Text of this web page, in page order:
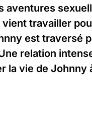
aventures
travailler
est traversé
relation
la vie de Johnny